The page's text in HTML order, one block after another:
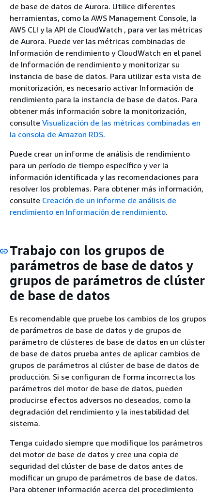
de base de datos de Aurora. Utilice diferentes
herramientas, como la AWS Management Console, la
AWS CLI y la API de CloudWatch , para ver las métricas
de Aurora. Puede ver las métricas combinadas de
Información de rendimiento y CloudWatch en el panel
de Información de rendimiento y monitorizar su
instancia de base de datos. Para utilizar esta vista de
monitorización, es necesario activar Información de
rendimiento para la instancia de base de datos. Para
obtener más información sobre la monitorización,
consulte Visualización de las métricas combinadas en
la consola de Amazon RDS.
Puede crear un informe de análisis de rendimiento
para un período de tiempo específico y ver la
información identificada y las recomendaciones para
resolver los problemas. Para obtener más información,
consulte Creación de un informe de análisis de
rendimiento en Información de rendimiento.
Trabajo con los grupos de
parámetros de base de datos y
grupos de parámetros de clúster
de base de datos
Es recomendable que pruebe los cambios de los grupos
de parámetros de base de datos y de grupos de
parámetro de clústeres de base de datos en un clúster
de base de datos prueba antes de aplicar cambios de
grupos de parámetros al clúster de base de datos de
producción. Si se configuran de forma incorrecta los
parámetros del motor de base de datos, pueden
producirse efectos adversos no deseados, como la
degradación del rendimiento y la inestabilidad del
sistema.
Tenga cuidado siempre que modifique los parámetros
del motor de base de datos y cree una copia de
seguridad del clúster de base de datos antes de
modificar un grupo de parámetros de base de datos.
Para obtener información acerca del procedimiento